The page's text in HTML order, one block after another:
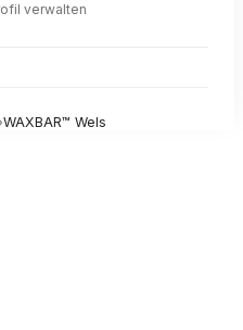
verwalten
WAXBAR™ Wels